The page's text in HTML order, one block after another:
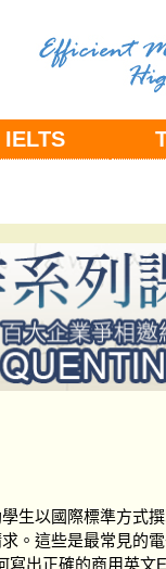
IELTS
生以國際標準方式
。這些是最常見的
出正確的商用英文